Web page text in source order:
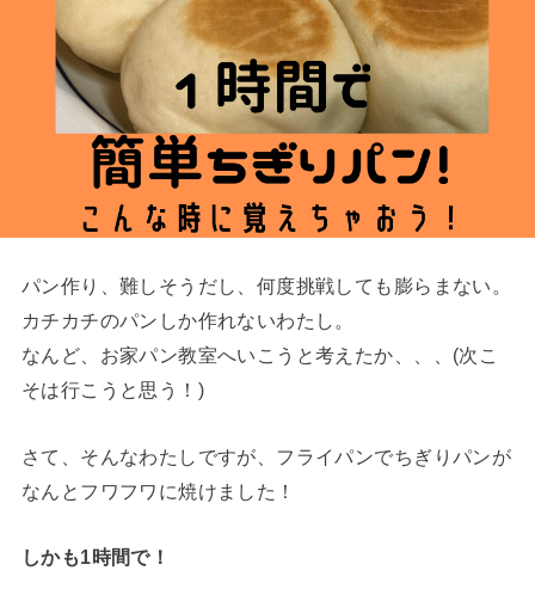
パン作り、難しそうだし、何度挑戦しても膨らまない。
カチカチのパンしか作れないわたし。
なんど、お家パン教室へいこうと考えたか、、、(次こ
そは行こうと思う！)
さて、そんなわたしですが、フライパンでちぎりパンが
なんとフワフワに焼けました！
しかも1時間で！